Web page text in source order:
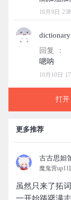
10月9日 23
dictionary
回复 ：
10月10日
打开
更多推荐
古古思妲
魔鬼营up11
虽然只来了拓
一开始踌躇满